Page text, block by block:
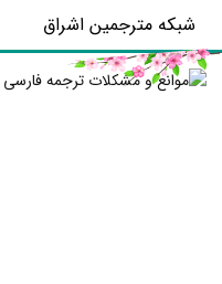
شبکه مترجمین اشراق